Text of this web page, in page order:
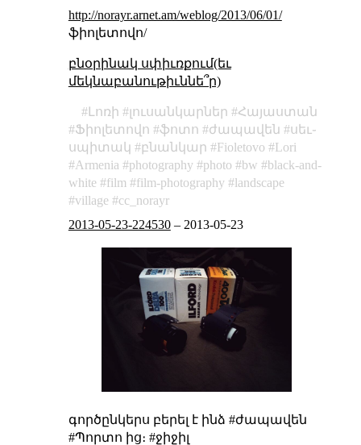
http://norayr.arnet.am/weblog/2013/06/01/
ֆիոլետովո/
բնօրինակ սփիւռքում(եւ
մեկնաբանութիւննե՞ր)
Լոռի լուսանկարներ
Հայաստան
Ֆիոլետովո
ֆոտո ժապավեն
սեւ֊
սպիտակ
բնանկար Fioletovo
Lori
Armenia
photography photo bw
black-and-
white
film film-photography
landscape
village
cc_norayr
2013-05-23-224530– 2013-05-23
գործընկերս բերել է ինձ #ժապավեն
#Պորտո ից։ #ջիջիլ